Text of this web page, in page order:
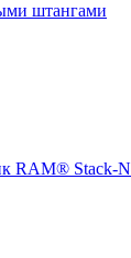
штангами
RAM® Stack-